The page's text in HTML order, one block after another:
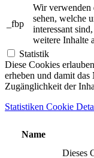
_fbp
Wir verwenden
sehen, welche
interessant
weitere Inhalte
Statistik
Diese Cookies
erheben und damit
Zugänglichkeit der
Statistiken Cookie
Name
Dieses